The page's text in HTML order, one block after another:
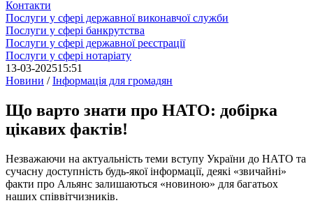
Контакти
Послуги у сфері державної виконавчої служби
Послуги у сфері банкрутства
Послуги у сфері державної реєстрації
Послуги у сфері нотаріату
13-03-202515:51
Новини /Інформація для громадян
Що варто знати про НАТО: добірка
цікавих фактів!
Незважаючи на актуальність теми вступу України до НАТО та
сучасну доступність будь-якої інформації, деякі «звичайні»
факти про Альянс залишаються «новиною» для багатьох
наших співвітчизників.